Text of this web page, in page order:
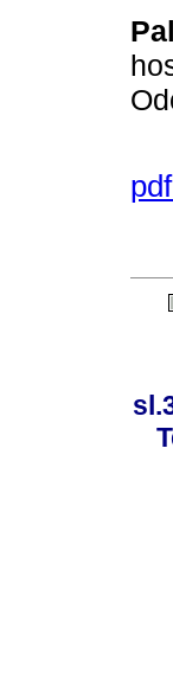
pdf